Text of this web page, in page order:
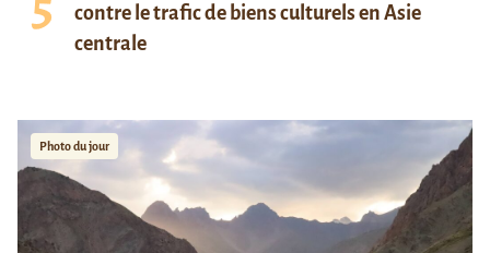
contre le trafic de biens culturels en Asie
centrale
Photo du jour